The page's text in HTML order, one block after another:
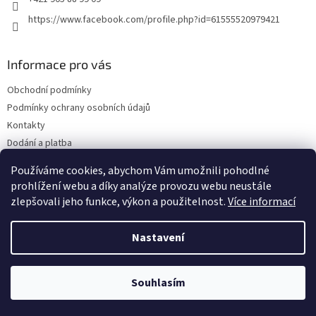
Používáme cookies, abychom Vám umožnili pohodlné
prohlížení webu a díky analýze provozu webu neustále
zlepšovali jeho funkce, výkon a použitelnost.Více informací
Nastavení
Souhlasím
https://www.facebook.com/profile.php?id=61555520979421
Informace pro vás
Obchodní podmínky
Podmínky ochrany osobních údajů
Kontakty
Dodání a platba
Hodnocení obchodu
Vytvořil Shoptet
Olejwebshop.cz. Všechna práva vyhrazena.